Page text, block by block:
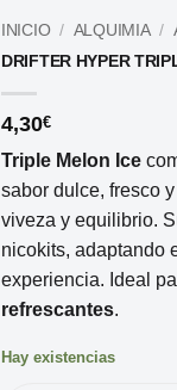
INICIO / ALQUIMIA /
DRIFTER HYPER
4,30€
Triple Melon Ice
sabor dulce, fresco
viveza y equilibrio.
nicokits, adaptando
experiencia. Ideal
refrescantes.
Hay existencias